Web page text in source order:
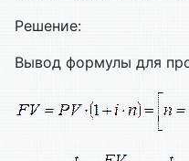
Решение:
Вывод формулы для